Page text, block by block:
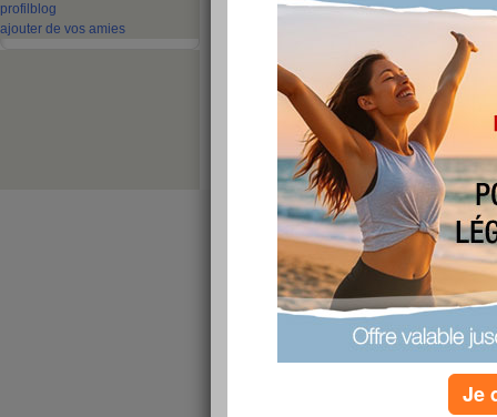
profil blog
ajouter de vos amies
Suiv. ›
coucou
publié le 12/09/2009 à 15:00
Je